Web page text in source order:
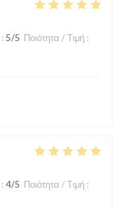
: 5/5 Ποιότητα / Τιμή :
: 4/5 Ποιότητα / Τιμή :